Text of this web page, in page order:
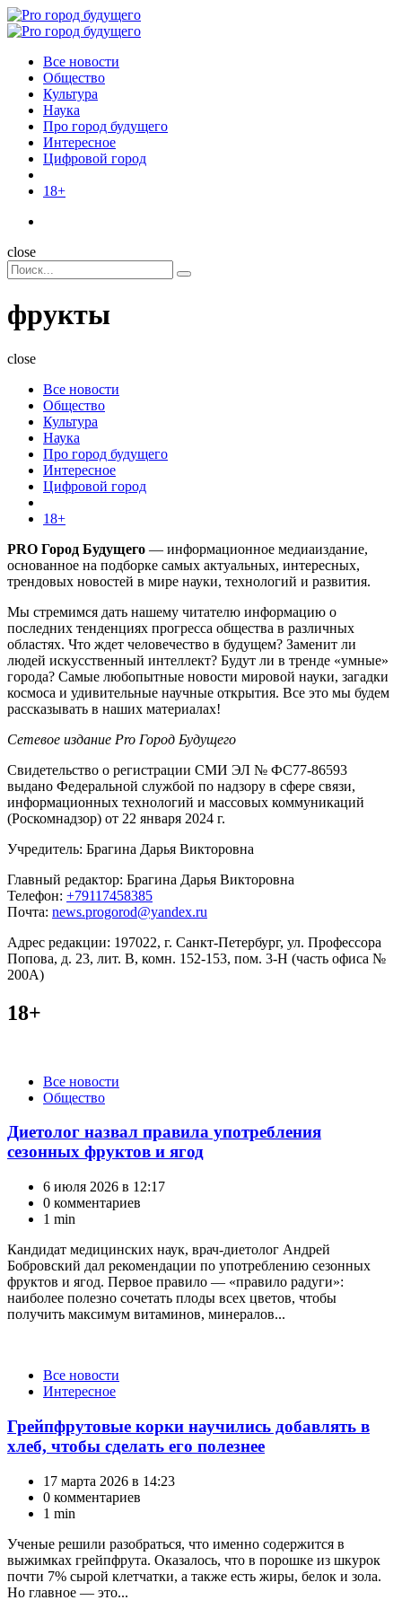
Menu
Поиск
Menu
Pro
Все новости
Общество
Культура
Наука
Про город будущего
Интересное
Цифровой город
18+
Поиск
close
Search
for:
Поиск
фрукты
close
Все новости
Общество
Культура
Наука
Про город будущего
Интересное
Цифровой город
18+
PRO Город Будущего — информационное медиаиздание,
основанное на подборке самых актуальных, интересных,
трендовых новостей в мире науки, технологий и развития.
Мы стремимся дать нашему читателю информацию о
последних тенденциях прогресса общества в различных
областях. Что ждет человечество в будущем? Заменит ли
людей искусственный интеллект? Будут ли в тренде «умные»
города? Самые любопытные новости мировой науки, загадки
космоса и удивительные научные открытия. Все это мы будем
рассказывать в наших материалах!
Сетевое издание Pro Город Будущего
Свидетельство о регистрации СМИ ЭЛ № ФС77-86593
выдано Федеральной службой по надзору в сфере связи,
информационных технологий и массовых коммуникаций
(Роскомнадзор) от 22 января 2024 г.
Учредитель: Брагина Дарья Викторовна
Главный редактор: Брагина Дарья Викторовна
Телефон: +79117458385
Почта: news.progorod@yandex.ru
Адрес редакции: 197022, г. Санкт-Петербург, ул. Профессора
Попова, д. 23, лит. В, комн. 152-153, пом. 3-Н (часть офиса №
200А)
18+
КатегорииВсе новости
Общество
Диетолог назвал правила употребления
сезонных фруктов и ягод
6 июля 2026 в 12:17
0 комментариев
1 min
Кандидат медицинских наук, врач-диетолог Андрей
Бобровский дал рекомендации по употреблению сезонных
фруктов и ягод. Первое правило — «правило радуги»:
наиболее полезно сочетать плоды всех цветов, чтобы
получить максимум витаминов, минералов...
КатегорииВсе новости
Интересное
Грейпфрутовые корки научились добавлять в
хлеб, чтобы сделать его полезнее
17 марта 2026 в 14:23
0 комментариев
1 min
Ученые решили разобраться, что именно содержится в
выжимках грейпфрута. Оказалось, что в порошке из шкурок
почти 7% сырой клетчатки, а также есть жиры, белок и зола.
Но главное — это...